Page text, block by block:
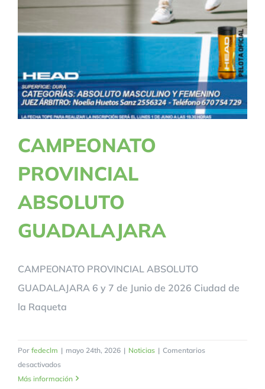
HELLÍN
CAMPEONATO
PROVINCIAL
ABSOLUTO
GUADALAJARA
CAMPEONATO PROVINCIAL ABSOLUTO
GUADALAJARA 6 y 7 de Junio de 2026 Ciudad de
la Raqueta
Por fedeclm | mayo 24th, 2026 | Noticias | Comentarios
desactivados
CAMPEONATO
Más información